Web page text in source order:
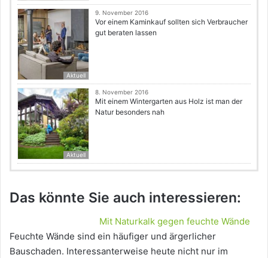
Aktuell
9. November 2016
Vor einem Kaminkauf sollten sich Verbraucher
gut beraten lassen
Aktuell
8. November 2016
Mit einem Wintergarten aus Holz ist man der
Natur besonders nah
Das könnte Sie auch interessieren:
Mit Naturkalk gegen feuchte Wände
Feuchte Wände sind ein häufiger und ärgerlicher
Bauschaden. Interessanterweise heute nicht nur im